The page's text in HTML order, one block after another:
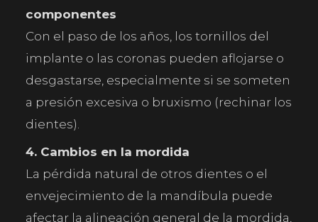
componentes
Con el paso de los años, los tornillos del
implante o las coronas pueden aflojarse o
desgastarse, especialmente si se someten
a presión excesiva o bruxismo (rechinar los
dientes).
4. Cambios en la mordida
La pérdida natural de otros dientes o el
envejecimiento de la mandíbula puede
afectar la alineación general de la mordida,